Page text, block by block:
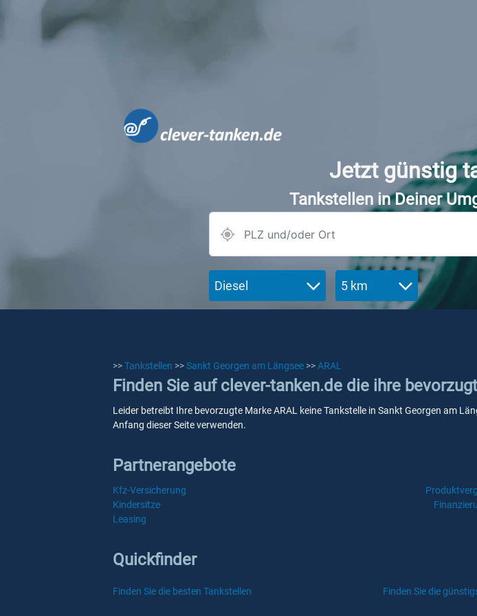
Jetzt günstig
Tankstellen in Deiner
Diesel 5 km
>>Tankstellen >>Sankt Georgen am Längsee >>ARAL
Finden Sie auf clever-tanken.de die ihre
Leider betreibt Ihre bevorzugte Marke ARAL keine Tankstelle in Sankt Georgen am
Anfang dieser Seite verwenden.
Partnerangebote
Kfz-Versicherung
Kindersitze
Leasing
Quickfinder
Finden Sie die besten Tankstellen Finden Sie die